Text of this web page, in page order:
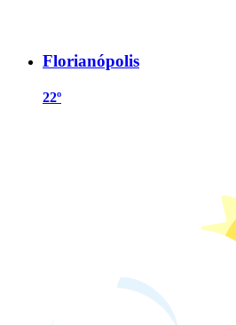
Florianópolis
22º